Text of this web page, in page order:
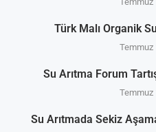
Türk Malı Organik
Temmuz
Su Arıtma Forum
Temmuz
Su Arıtmada Sekiz